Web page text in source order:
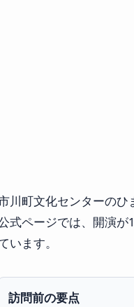
川町文化センターのひ
式ページでは、開演が
います。
訪問前の要点